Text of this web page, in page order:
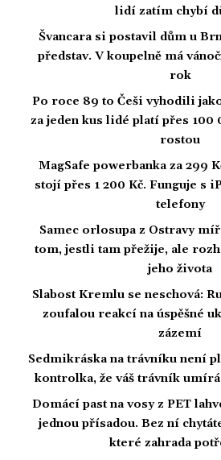
lidí zatím chybí
Švancara si postavil dům u
představ. V koupelně má
rok
Po roce 89 to Češi vyhodili
za jeden kus lidé platí přes 100
rostou
MagSafe powerbanka za 299
stojí přes 1 200 Kč. Funguje s
telefony
Samec orlosupa z Ostravy
tom, jestli tam přežije, ale
jeho života
Slabost Kremlu se neschová:
zoufalou reakcí na úspěšné
zázemí
Sedmikráska na trávníku není
kontrolka, že váš trávník umírá
Domácí past na vosy z PET
jednou přísadou. Bez ní
které zahrada